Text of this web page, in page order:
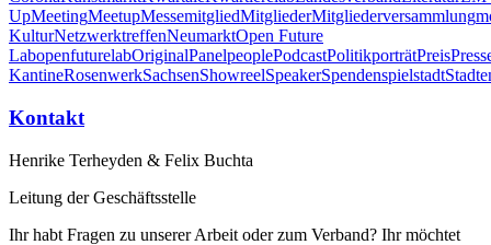
UpMeetingMeetupMessemitgliedMitgliederMitgliederversammlung
KulturNetzwerktreffenNeumarktOpen Future
LabopenfuturelabOriginalPanelpeoplePodcastPolitikporträtPreis
KantineRosenwerkSachsenShowreelSpeakerSpendenspielstadt
Kontakt
Henrike Terheyden & Felix Buchta
Leitung der Geschäftsstelle
Ihr habt Fragen zu unserer Arbeit oder zum Verband? Ihr möchtet